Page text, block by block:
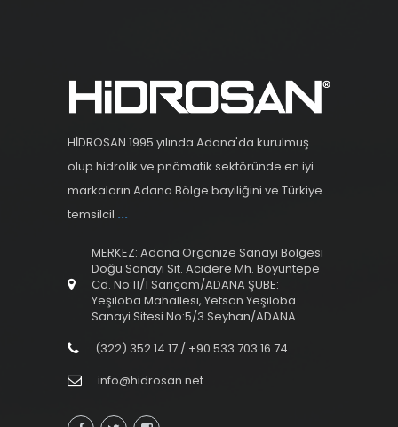
HİDROSAN 1995 yılında Adana'da kurulmuş
olup hidrolik ve pnömatik sektöründe en iyi
markaların Adana Bölge bayiliğini ve Türkiye
temsilcil ...
MERKEZ: Adana Organize Sanayi Bölgesi
Doğu Sanayi Sit. Acıdere Mh. Boyuntepe
Cd. No:11/1 Sarıçam/ADANA ŞUBE:
Yeşiloba Mahallesi, Yetsan Yeşiloba
Sanayi Sitesi No:5/3 Seyhan/ADANA
(322) 352 14 17 / +90 533 703 16 74
info@hidrosan.net